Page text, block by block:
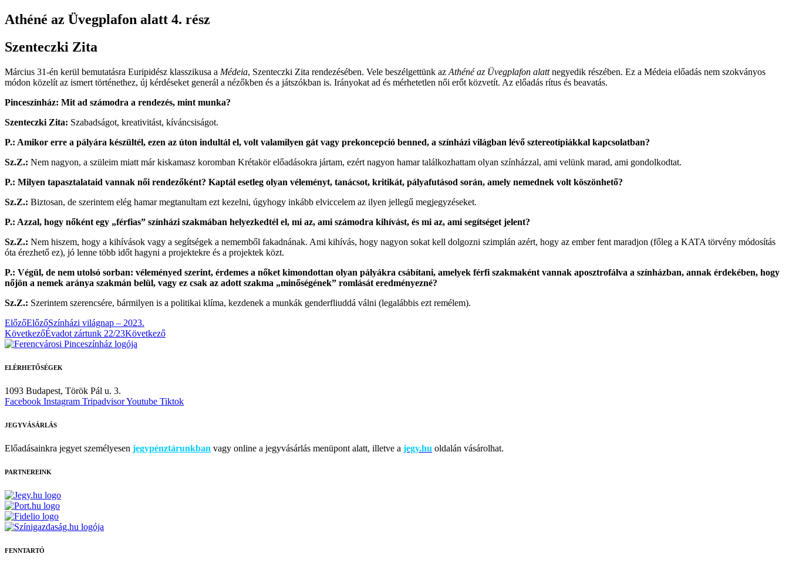
Athéné az Üvegplafon alatt 4. rész
Szenteczki Zita
Március 31-én kerül bemutatásra Euripidész klasszikusa a Médeia, Szenteczki Zita rendezésében. Vele beszélgettünk az Athéné az Üvegplafon alattnegyedik részében. Ez a Médeia előadás nem szokványos
módon közelít az ismert történethez, új kérdéseket generál a nézőkben és a játszókban is. Irányokat ad és mérhetetlen női erőt közvetít. Az előadás rítus és beavatás.
Pinceszínház: Mit ad számodra a rendezés, mint munka?
Szenteczki Zita: Szabadságot, kreativitást, kíváncsiságot.
P.: Amikor erre a pályára készültél, ezen az úton indultál el, volt valamilyen gát vagy prekoncepció benned, a színházi világban lévő sztereotípiákkal kapcsolatban?
Sz.Z.: Nem nagyon, a szüleim miatt már kiskamasz koromban Krétakör előadásokra jártam, ezért nagyon hamar találkozhattam olyan színházzal, ami velünk marad, ami gondolkodtat.
P.: Milyen tapasztalataid vannak női rendezőként? Kaptál esetleg olyan véleményt, tanácsot, kritikát, pályafutásod során, amely nemednek volt köszönhető?
Sz.Z.: Biztosan, de szerintem elég hamar megtanultam ezt kezelni, úgyhogy inkább elviccelem az ilyen jellegű megjegyzéseket.
P.: Azzal, hogy nőként egy „férfias” színházi szakmában helyezkedtél el, mi az, ami számodra kihívást, és mi az, ami segítséget jelent?
Sz.Z.: Nem hiszem, hogy a kihívások vagy a segítségek a nememből fakadnának. Ami kihívás, hogy nagyon sokat kell dolgozni szimplán azért, hogy az ember fent maradjon (főleg a KATA törvény módosítás
óta érezhető ez), jó lenne több időt hagyni a projektekre és a projektek közt.
P.: Végül, de nem utolsó sorban: véleményed szerint, érdemes a nőket kimondottan olyan pályákra csábítani, amelyek férfi szakmaként vannak aposztrofálva a színházban, annak érdekében, hogy
nőjön a nemek aránya szakmán belül, vagy ez csak az adott szakma „minőségének” romlását eredményezné?
Sz.Z.: Szerintem szerencsére, bármilyen is a politikai klíma, kezdenek a munkák genderfliuddá válni (legalábbis ezt remélem).
ElőzőElőzőSzínházi világnap – 2023.
KövetkezőÉvadot zártunk 22/23Következő
ELÉRHETŐSÉGEK
1093 Budapest, Török Pál u. 3.
Facebook Instagram TripadvisorYoutube Tiktok
JEGYVÁSÁRLÁS
Előadásainkra jegyet személyesen jegypénztárunkban vagy online a jegyvásárlás menüpont alatt, illetve a jegy.hu oldalán vásárolhat.
PARTNEREINK
FENNTARTÓ